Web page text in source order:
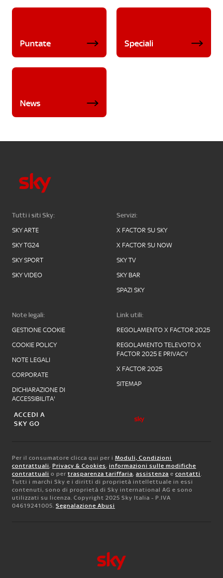
Puntate Speciali
News
Tutti i siti Sky:
SKY ARTE
SKY TG24
SKY SPORT
SKY VIDEO
Servizi:
X FACTOR SU SKY
X FACTOR SU NOW
SKY TV
SKY BAR
SPAZI SKY
Note legali:
GESTIONE COOKIE
COOKIE POLICY
NOTE LEGALI
CORPORATE
DICHIARAZIONE DI
ACCESSIBILITA'
Link utili:
REGOLAMENTO X FACTOR 2025
REGOLAMENTO TELEVOTO X
FACTOR 2025 E PRIVACY
X FACTOR 2025
SITEMAP
ACCEDI A
SKY GO
Per il consumatore clicca qui per i Moduli, Condizioni
contrattuali, Privacy & Cookies, informazioni sulle modifiche
contrattuali o per trasparenza tariffaria, assistenza e contatti.
Tutti i marchi Sky e i diritti di proprietà intellettuale in essi
contenuti, sono di proprietà di Sky international AG e sono
utilizzati su licenza. Copyright 2025 Sky Italia - P.IVA
04619241005. Segnalazione Abusi